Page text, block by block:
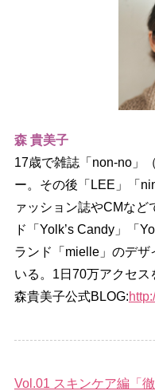
森 貴美子
17歳で雑誌「non-no」
ー。その後「LEE」「
ァッション誌やCMなど
ド「Yolk’s Candy」「
ランド「mielle」のデザ
いる。1日70万アクセス
森貴美子公式BLOG:
Vol.01 スキンケア編「